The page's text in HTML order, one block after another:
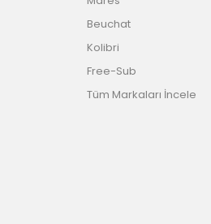
Beuchat
Kolibri
Free-Sub
Tüm Markaları İncele